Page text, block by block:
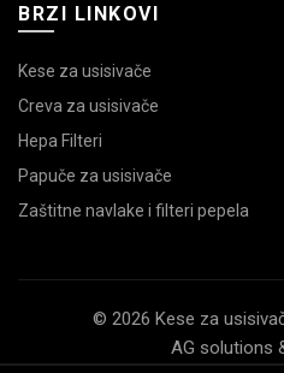
BRZI LINKOVI
Kese za usisivače
Creva za usisivače
Hepa Filteri
Papuče za usisivače
Zaštitne navlake i filteri pepela
© 2026 Kese za
AG solutions